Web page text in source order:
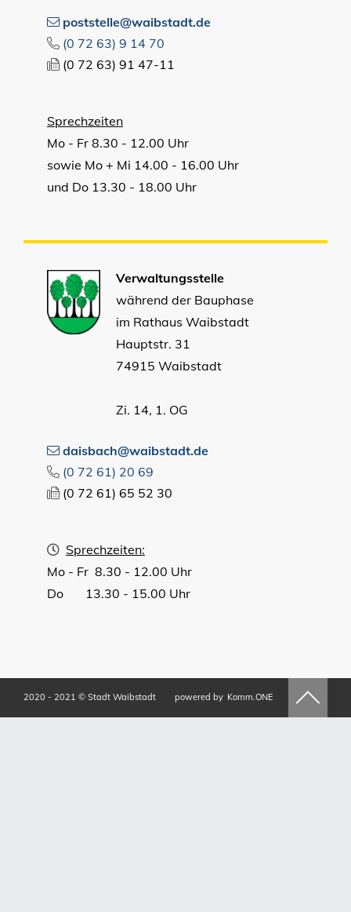
poststelle@waibstadt.de
(0 72 63) 9 14 70
(0 72 63) 91 47-11
Sprechzeiten
Mo - Fr 8.30 - 12.00 Uhr
sowie Mo + Mi 14.00 - 16.00 Uhr
und Do 13.30 - 18.00 Uhr
Verwaltungsstelle
während der Bauphase
im Rathaus Waibstadt
Hauptstr. 31
74915 Waibstadt
Zi. 14, 1. OG
daisbach@waibstadt.de
(0 72 61) 20 69
(0 72 61) 65 52 30
Sprechzeiten:
Mo - Fr 8.30 - 12.00 Uhr
Do 13.30 - 15.00 Uhr
2020 - 2021 © Stadt Waibstadt powered by Komm.ONE